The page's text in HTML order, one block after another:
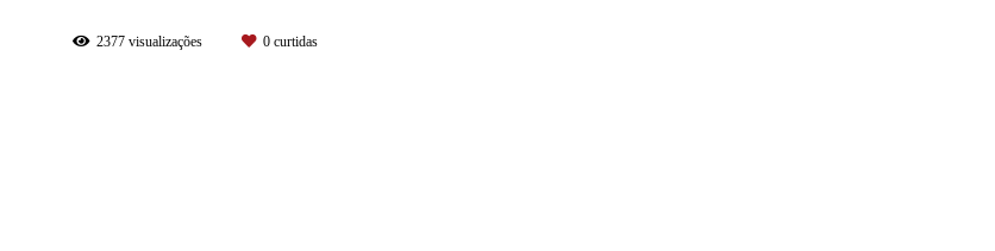
2377 visualizações 0 curtidas